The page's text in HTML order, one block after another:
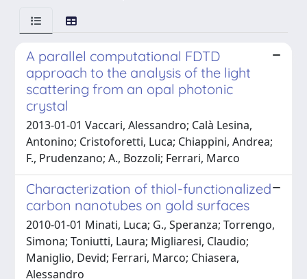
A parallel computational FDTD
approach to the analysis of the light
scattering from an opal photonic
crystal
2013-01-01 Vaccari, Alessandro; Calà Lesina,
Antonino; Cristoforetti, Luca; Chiappini, Andrea;
F., Prudenzano; A., Bozzoli; Ferrari, Marco
Characterization of thiol-functionalized
carbon nanotubes on gold surfaces
2010-01-01 Minati, Luca; G., Speranza; Torrengo,
Simona; Toniutti, Laura; Migliaresi, Claudio;
Maniglio, Devid; Ferrari, Marco; Chiasera,
Alessandro